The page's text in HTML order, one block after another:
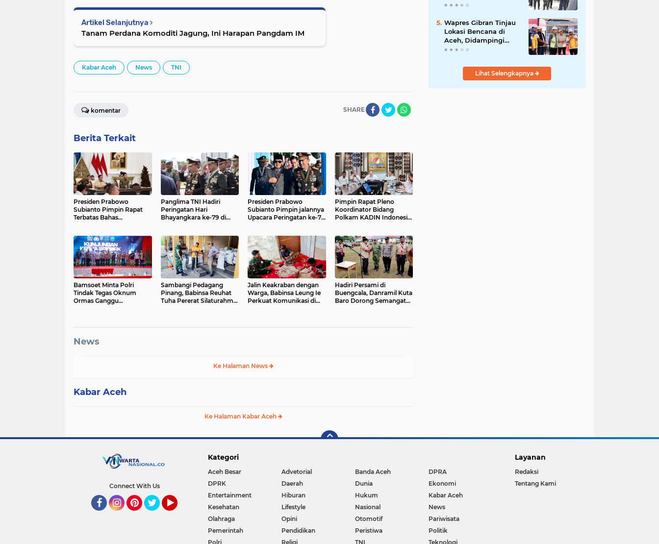
Artikel Selanjutnya
Tanam Perdana Komoditi Jagung, Ini Harapan Pangdam IM
Kabar Aceh News TNI
SHARE
komentar
Berita Terkait
Presiden Prabowo
Subianto Pimpin Rapat
Terbatas Bahas
Menteri Kabinet
Panglima TNI Hadiri
Peringatan Hari
Bhayangkara ke-79 di
Presiden Prabowo
Subianto Pimpin jalannya
Upacara Peringatan ke-79
Pimpin Rapat Pleno
Koordinator Bidang
Polkam KADIN Indonesia,
Bamsoet Minta Polri
Tindak Tegas Oknum
Ormas Ganggu
Sambangi Pedagang
Pinang, Babinsa Reuhat
Tuha Pererat Silaturahmi
Jalin Keakraban dengan
Warga, Babinsa Leung Ie
Perkuat Komunikasi di
Hadiri Persami di
Buengcala, Danramil Kuta
Baro Dorong Semangat
News
Ke Halaman News
Kabar Aceh
Ke Halaman Kabar Aceh
Kerja Wakil Presiden
Bireuen
Wapres Gibran Tinjau
Lokasi Bencana di
Aceh, Didampingi
Wagub Dek Fadh
Lihat Selengkapnya
Connect With Us
Kategori
Aceh Besar Advetorial Banda Aceh
DPRA
DPRK
Daerah Dunia
Ekonomi
Entertainment
Hiburan Hukum
Kabar Aceh
Kesehatan
Lifestyle Nasional
News
Olahraga
Opini Otomotif
Pariwisata
Pemerintah
Pendidikan Peristiwa
Politik
Polri
Religi TNI Teknologi
Layanan
Redaksi
Tentang Kami